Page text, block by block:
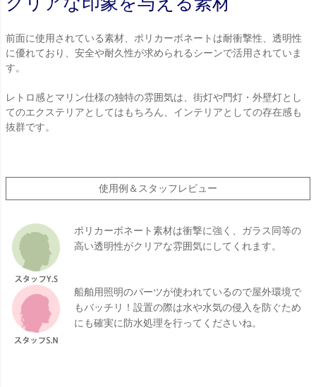
前面に使用されている素材、ポリカーボネートは耐衝撃性、透明性
に優れており、安全や耐久性が求められるシーンで活用されていま
す。
レトロ感とマリン仕様の独特の雰囲気は、街灯や門灯・外壁灯とし
てのエクステリアとしてはもちろん、インテリアとしての存在感も
抜群です。
使用例＆スタッフレビュー
ポリカーボネート素材は衝撃に強く、ガラス同等の
高い透明性がクリアな雰囲気にしてくれます。
船舶用照明のパーツが使われているので屋外環境で
もバッチリ！設置の際は水や水気の侵入を防ぐため
にも確実に防水処理を行ってくださいね。